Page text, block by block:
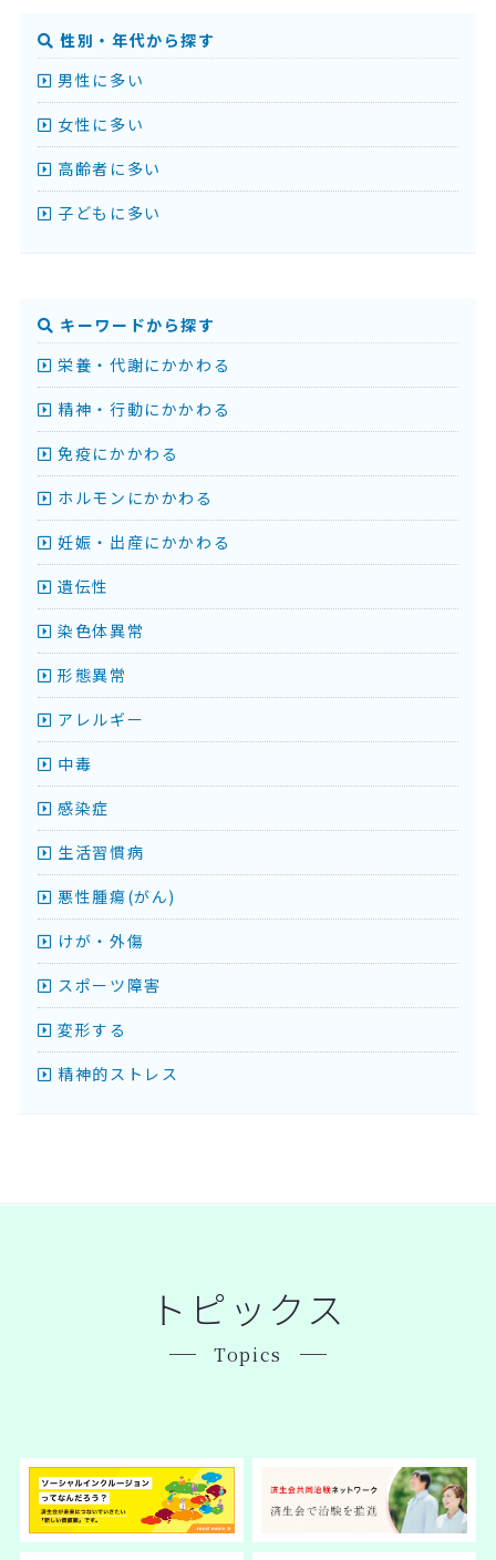
性別・年代から探す
男性に多い
女性に多い
高齢者に多い
子どもに多い
キーワードから探す
栄養・代謝にかかわる
精神・行動にかかわる
免疫にかかわる
ホルモンにかかわる
妊娠・出産にかかわる
遺伝性
染色体異常
形態異常
アレルギー
中毒
感染症
生活習慣病
悪性腫瘍(がん)
けが・外傷
スポーツ障害
変形する
精神的ストレス
トピックス
Topics